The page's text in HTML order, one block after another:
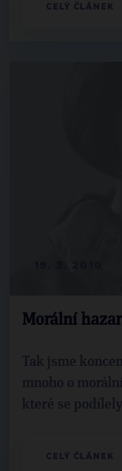
CELÝ ČLÁNEK
Morální
Tak jsme
mnoho o
které se
CELÝ ČLÁNEK